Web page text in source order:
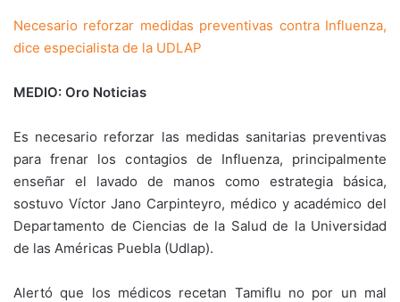
Necesario reforzar medidas preventivas contra Influenza,
dice especialista de la UDLAP
MEDIO: Oro Noticias
Es necesario reforzar las medidas sanitarias preventivas
para frenar los contagios de Influenza, principalmente
enseñar el lavado de manos como estrategia básica,
sostuvo Víctor Jano Carpinteyro, médico y académico del
Departamento de Ciencias de la Salud de la Universidad
de las Américas Puebla (Udlap).
Alertó que los médicos recetan Tamiflu no por un mal